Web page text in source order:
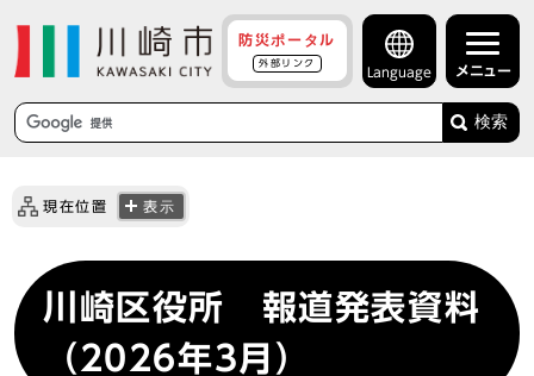
防災ポータル
外部リンク
Language メニュー
検索
現在位置 表示
川崎区役所 報道発表資料
（2026年3月）